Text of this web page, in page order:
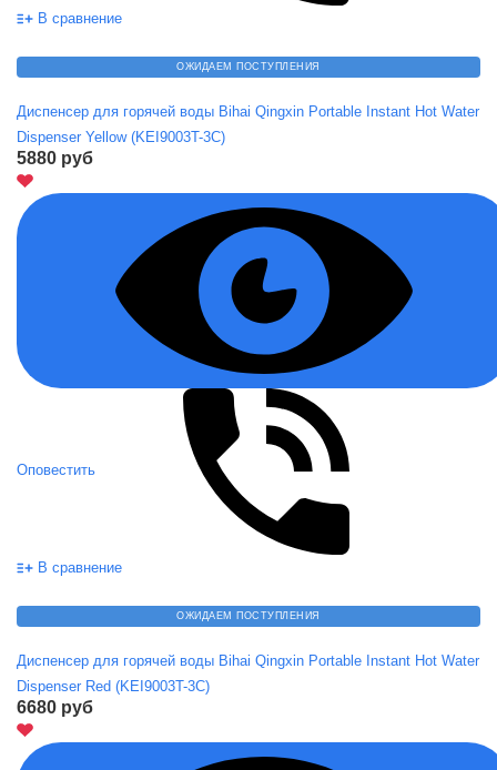
В сравнение
ОЖИДАЕМ ПОСТУПЛЕНИЯ
Диспенсер для горячей воды Bihai Qingxin Portable Instant Hot Water
Dispenser Yellow (KEI9003T-3C)
5880 руб
Оповестить
В сравнение
ОЖИДАЕМ ПОСТУПЛЕНИЯ
Диспенсер для горячей воды Bihai Qingxin Portable Instant Hot Water
Dispenser Red (KEI9003T-3C)
6680 руб